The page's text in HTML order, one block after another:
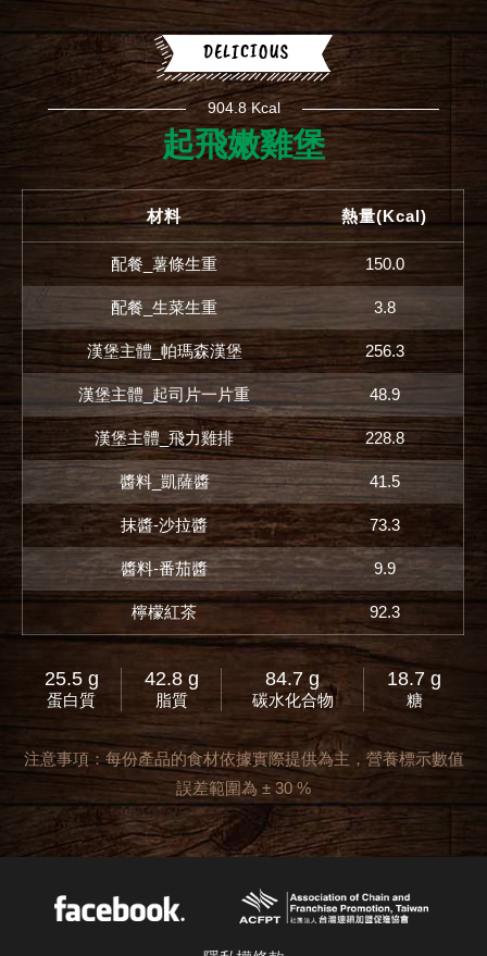
904.8 Kcal
起飛嫩雞堡
材料 熱量(Kcal)
配餐_薯條生重 150.0
配餐_生菜生重 3.8
漢堡主體_帕瑪森漢堡 256.3
漢堡主體_起司片一片重 48.9
漢堡主體_飛力雞排 228.8
醬料_凱薩醬 41.5
抹醬-沙拉醬 73.3
醬料-番茄醬 9.9
檸檬紅茶 92.3
25.5 g
蛋白質
42.8 g
脂質
84.7 g
碳水化合物
18.7 g
糖
注意事項：每份產品的食材依據實際提供為主，營養標示數值
誤差範圍為 ± 30 %
Facebook